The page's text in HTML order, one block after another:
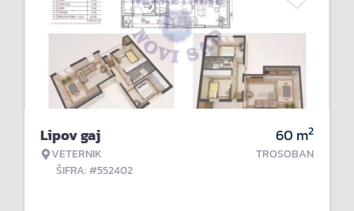
Lipov gaj
VETERNIK
ŠIFRA: #552402
60 m2
TROSOBAN